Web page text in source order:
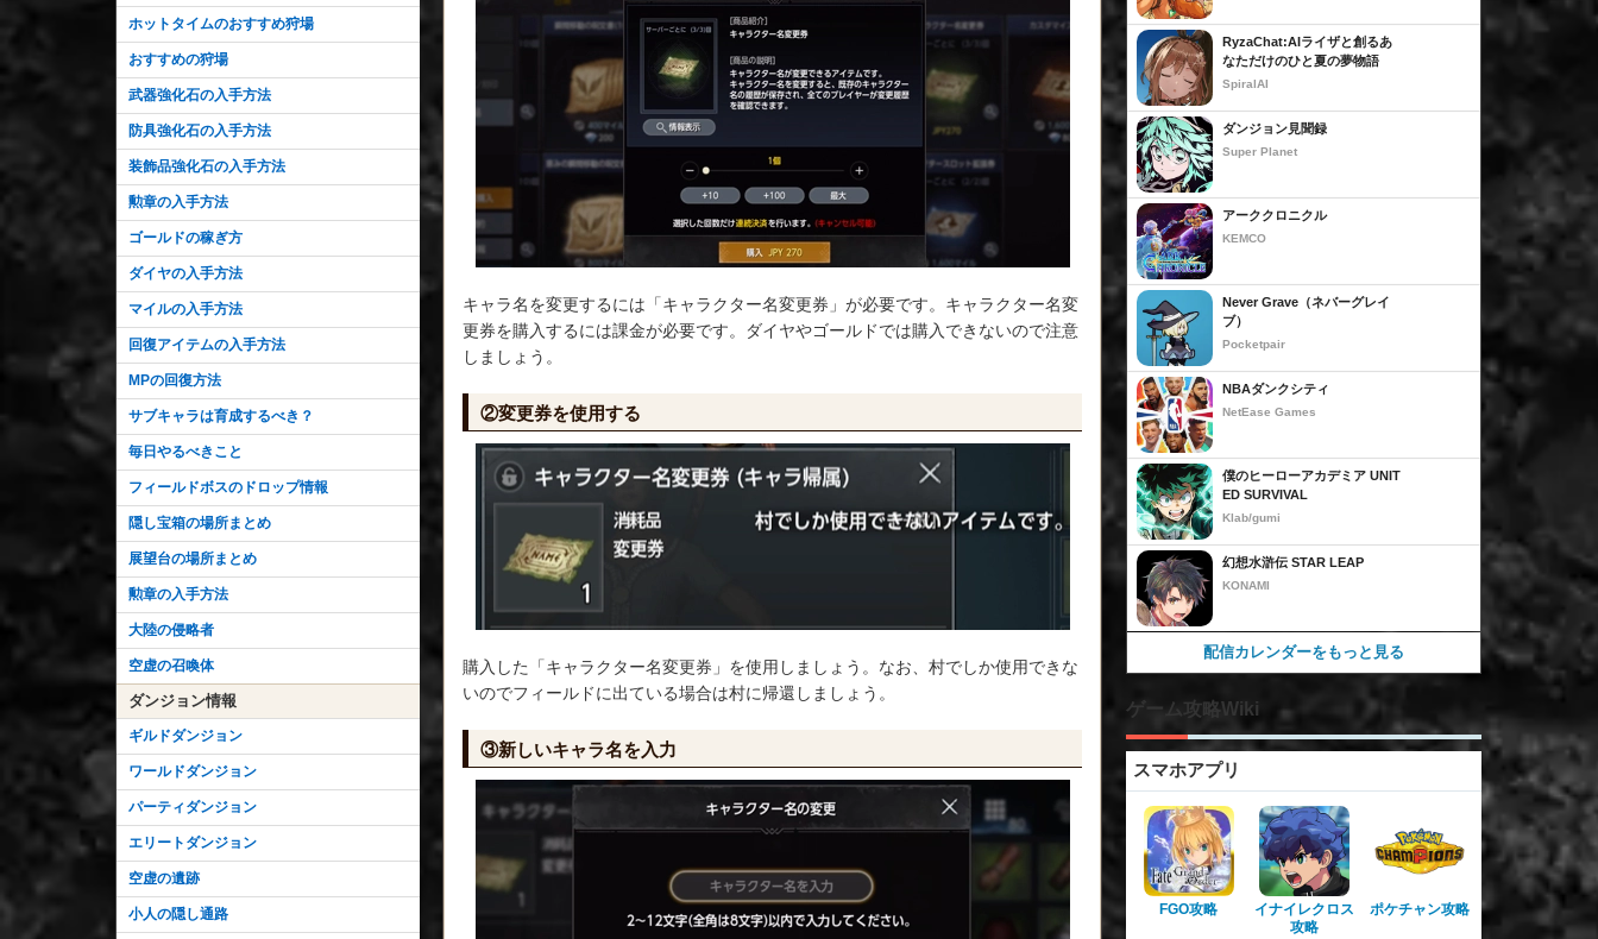
キャラ名を変更するには「キャラクター名変更券」が必要です。キャラクター名変
更券を購入するには課金が必要です。ダイヤやゴールドでは購入できないので注意
しましょう。
②変更券を使用する
購入した「キャラクター名変更券」を使用しましょう。なお、村でしか使用できな
いのでフィールドに出ている場合は村に帰還しましょう。
③新しいキャラ名を入力
ホットタイムのおすすめ狩場
おすすめの狩場
武器強化石の入手方法
防具強化石の入手方法
装飾品強化石の入手方法
勲章の入手方法
ゴールドの稼ぎ方
ダイヤの入手方法
マイルの入手方法
回復アイテムの入手方法
MPの回復方法
サブキャラは育成するべき？
毎日やるべきこと
フィールドボスのドロップ情報
隠し宝箱の場所まとめ
展望台の場所まとめ
勲章の入手方法
大陸の侵略者
空虚の召喚体
ダンジョン情報
ギルドダンジョン
ワールドダンジョン
パーティダンジョン
エリートダンジョン
空虚の遺跡
小人の隠し通路
RyzaChat:AIライザと創るあ
なただけのひと夏の夢物語
SpiralAI
ダンジョン見聞録
Super Planet
アーククロニクル
KEMCO
Never Grave（ネバーグレイ
ブ）
Pocketpair
NBAダンクシティ
NetEase Games
僕のヒーローアカデミア UNIT
ED SURVIVAL
Klab/gumi
幻想水滸伝 STAR LEAP
KONAMI
配信カレンダーをもっと見る
ゲーム攻略Wiki
スマホアプリ
FGO攻略
イナイレクロス
攻略
ポケチャン攻略